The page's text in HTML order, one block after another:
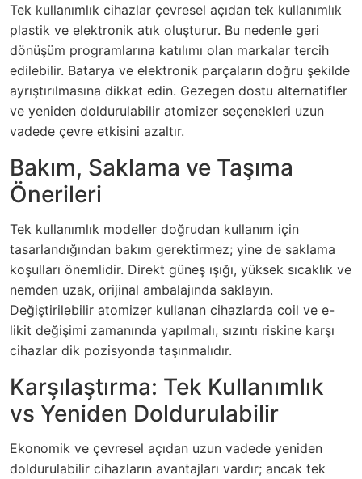
Tek kullanımlık cihazlar çevresel açıdan tek kullanımlık
plastik ve elektronik atık oluşturur. Bu nedenle geri
dönüşüm programlarına katılımı olan markalar tercih
edilebilir. Batarya ve elektronik parçaların doğru şekilde
ayrıştırılmasına dikkat edin. Gezegen dostu alternatifler
ve yeniden doldurulabilir atomizer seçenekleri uzun
vadede çevre etkisini azaltır.
Bakım, Saklama ve Taşıma
Önerileri
Tek kullanımlık modeller doğrudan kullanım için
tasarlandığından bakım gerektirmez; yine de saklama
koşulları önemlidir. Direkt güneş ışığı, yüksek sıcaklık ve
nemden uzak, orijinal ambalajında saklayın.
Değiştirilebilir atomizer kullanan cihazlarda coil ve e-
likit değişimi zamanında yapılmalı, sızıntı riskine karşı
cihazlar dik pozisyonda taşınmalıdır.
Karşılaştırma: Tek Kullanımlık
vs Yeniden Doldurulabilir
Ekonomik ve çevresel açıdan uzun vadede yeniden
doldurulabilir cihazların avantajları vardır; ancak tek